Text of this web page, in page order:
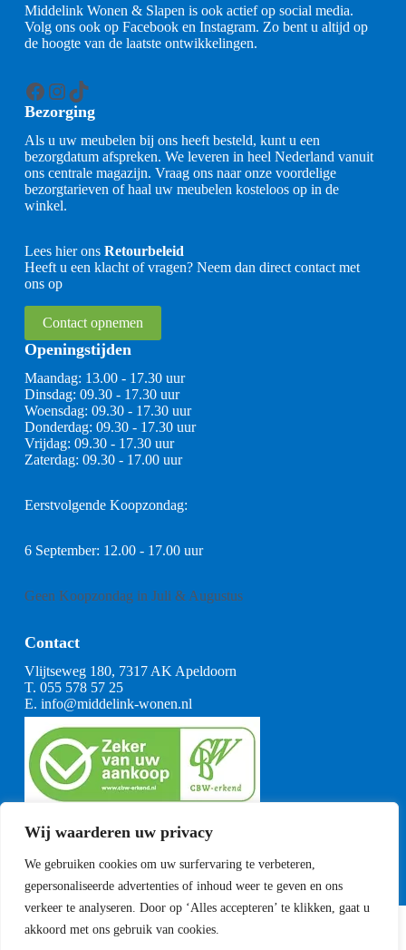
Wij waarderen uw privacy
We gebruiken cookies om uw surfervaring te verbeteren,
gepersonaliseerde advertenties of inhoud weer te geven en ons
verkeer te analyseren. Door op ‘Alles accepteren’ te klikken, gaat u
akkoord met ons gebruik van cookies.
Middelink Wonen & Slapen is ook actief op social media.
Volg ons ook op Facebook en Instagram. Zo bent u altijd op
de hoogte van de laatste ontwikkelingen.
Facebook
Instagram
TikTok
Bezorging
Als u uw meubelen bij ons heeft besteld, kunt u een
bezorgdatum afspreken. We leveren in heel Nederland vanuit
ons centrale magazijn. Vraag ons naar onze voordelige
bezorgtarieven of haal uw meubelen kosteloos op in de
winkel.
Lees hier ons Retourbeleid
Heeft u een klacht of vragen? Neem dan direct contact met
ons op
Contact opnemen
Openingstijden
Maandag: 13.00 - 17.30 uur
Dinsdag: 09.30 - 17.30 uur
Woensdag: 09.30 - 17.30 uur
Donderdag: 09.30 - 17.30 uur
Vrijdag: 09.30 - 17.30 uur
Zaterdag: 09.30 - 17.00 uur
Eerstvolgende Koopzondag:
6 September: 12.00 - 17.00 uur
Geen Koopzondag in Juli & Augustus
Contact
Vlijtseweg 180, 7317 AK Apeldoorn
T. 055 578 57 25
E. info@middelink-wonen.nl
KvK: 08164360
BTW: NL001377739B29
Algemene voorwaarden
CBW voorwaarden
Copyright Middelink Wonen 2023